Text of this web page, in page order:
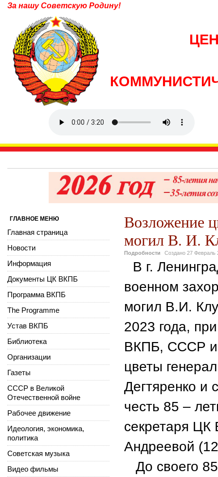
За нашу Советскую Родину!
Возложение
могил В. И.
Подробности Создано 27 Февраль
В г.
военном
могил В.И.
2023 года,
ВКПБ, СССР и
цветы
Дегтяренко
честь 85 –
секретаря
Андреевой
До своего
ГЛАВНОЕ МЕНЮ
Главная страница
Новости
Информация
Документы ЦК ВКПБ
Программа ВКПБ
The Programme
Устав ВКПБ
Библиотека
Организации
Газеты
СССР в Великой
Отечественной войне
Рабочее движение
Идеология, экономика,
политика
Советская музыка
Видео фильмы